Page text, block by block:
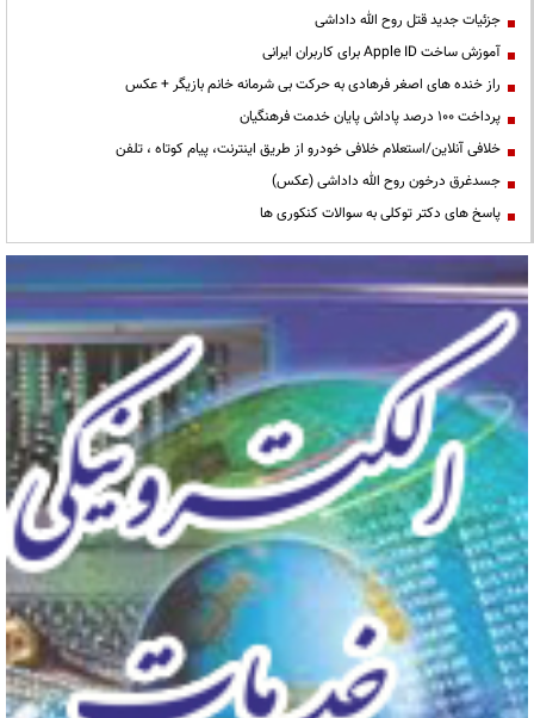
جزئیات جدید قتل روح الله داداشی
آموزش ساخت Apple ID برای کاربران ایرانی
راز خنده های اصغر فرهادی به حرکت بی شرمانه خانم بازیگر + عکس
پرداخت ۱۰۰ درصد پاداش پایان خدمت فرهنگیان
خلافی آنلاین/استعلام خلافی خودرو از طریق اینترنت، پیام کوتاه ، تلفن
جسدغرق درخون روح الله داداشی (عکس)
پاسخ های دکتر توکلی به سوالات کنکوری ها